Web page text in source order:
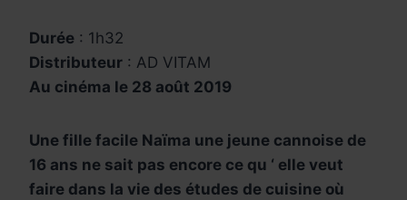
Durée : 1h32
Distributeur : AD VITAM
Au cinéma le 28 août 2019
Une fille facile Naïma une jeune cannoise de
16 ans ne sait pas encore ce qu ‘ elle veut
faire dans la vie des études de cuisine où